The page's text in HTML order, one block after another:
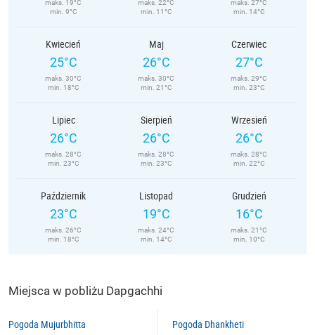
maks. 19°C
min. 9°C
maks. 22°C
min. 11°C
maks. 27°C
min. 14°C
Kwiecień
25°C
maks. 30°C
min. 18°C
Maj
26°C
maks. 30°C
min. 21°C
Czerwiec
27°C
maks. 29°C
min. 23°C
Lipiec
26°C
maks. 28°C
min. 23°C
Sierpień
26°C
maks. 28°C
min. 23°C
Wrzesień
26°C
maks. 28°C
min. 22°C
Październik
23°C
maks. 26°C
min. 18°C
Listopad
19°C
maks. 24°C
min. 14°C
Grudzień
16°C
maks. 21°C
min. 10°C
Miejsca w pobliżu Dapgachhi
Pogoda Mujurbhitta Pogoda Dhankheti